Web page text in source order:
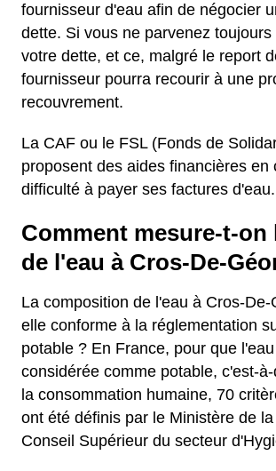
fournisseur d'eau afin de négocier
dette. Si vous ne parvenez
votre dette, et ce, malgré le report
fournisseur pourra recourir à une
recouvrement.
La CAF ou le FSL (Fonds de
proposent des aides financières en
difficulté à payer ses factures d'eau.
Comment mesure-t-on
de l'eau à Cros-De-
La composition de l'eau à Cros-De-
elle conforme à la réglementation
potable ? En France, pour que
considérée comme potable, c'est-
la consommation humaine, 70
ont été définis par le Ministère de
Conseil Supérieur du secteur